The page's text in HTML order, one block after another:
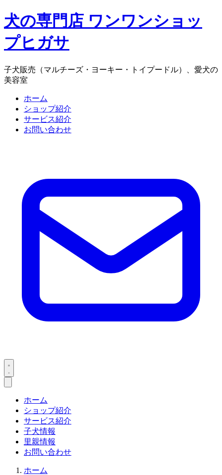
犬の専門店 ワンワンショッ
プヒガサ
子犬販売（マルチーズ・ヨーキー・トイプードル）、愛犬の
美容室
ホーム
ショップ紹介
サービス紹介
お問い合わせ
ホーム
ショップ紹介
サービス紹介
子犬情報
里親情報
お問い合わせ
ホーム